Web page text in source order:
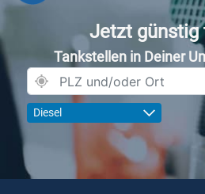
Jetzt günstig
Tankstellen in Deiner
Diesel